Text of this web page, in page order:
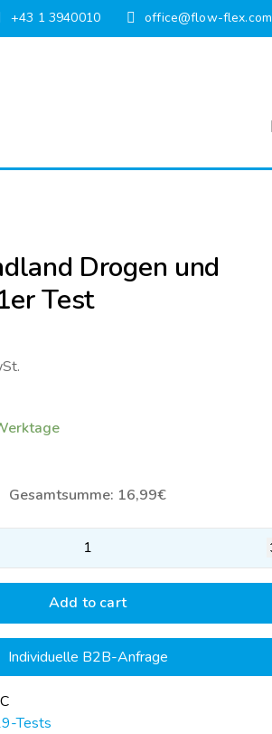
+43 1 3940010 office@flow-flex.com
Drogen und
Test
Gesamtsumme: 16,99€
Add to cart
Individuelle B2B-Anfrage
Tests